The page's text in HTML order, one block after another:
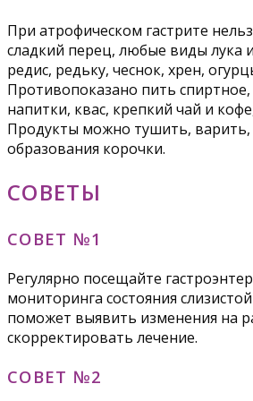
При атрофическом гастрите
сладкий перец, любые виды лука
редис, редьку, чеснок, хрен,
Противопоказано пить
напитки, квас, крепкий чай и
Продукты можно тушить, варить,
образования корочки.
СОВЕТЫ
СОВЕТ №1
Регулярно посещайте
мониторинга состояния
поможет выявить изменения на
скорректировать лечение.
СОВЕТ №2